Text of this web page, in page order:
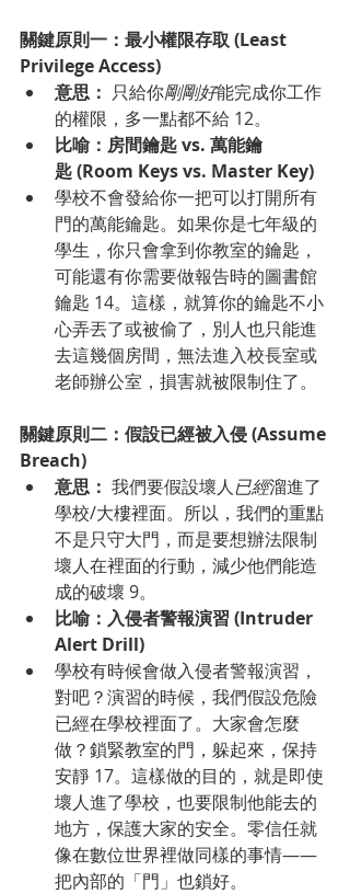
關鍵原則一：最小權限存取 (Least
Privilege Access)
意思： 只給你剛剛好能完成你工作
的權限，多一點都不給 12。
比喻：房間鑰匙 vs. 萬能鑰
匙 (Room Keys vs. Master Key)
學校不會發給你一把可以打開所有
門的萬能鑰匙。如果你是七年級的
學生，你只會拿到你教室的鑰匙，
可能還有你需要做報告時的圖書館
鑰匙 14。這樣，就算你的鑰匙不小
心弄丟了或被偷了，別人也只能進
去這幾個房間，無法進入校長室或
老師辦公室，損害就被限制住了。
關鍵原則二：假設已經被入侵 (Assume
Breach)
意思： 我們要假設壞人已經溜進了
學校/大樓裡面。所以，我們的重點
不是只守大門，而是要想辦法限制
壞人在裡面的行動，減少他們能造
成的破壞 9。
比喻：入侵者警報演習 (Intruder
Alert Drill)
學校有時候會做入侵者警報演習，
對吧？演習的時候，我們假設危險
已經在學校裡面了。大家會怎麼
做？鎖緊教室的門，躲起來，保持
安靜 17。這樣做的目的，就是即使
壞人進了學校，也要限制他能去的
地方，保護大家的安全。零信任就
像在數位世界裡做同樣的事情——
把內部的「門」也鎖好。